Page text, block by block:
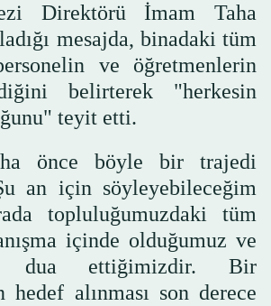
Direktörü İmam Taha
mesajda, binadaki tüm
ve öğretmenlerin
belirterek "herkesin
teyit etti.
önce böyle bir trajedi
an için söyleyebileceğim
topluluğumuzdaki tüm
içinde olduğumuz ve
dua ettiğimizdir. Bir
hedef alınması son derece